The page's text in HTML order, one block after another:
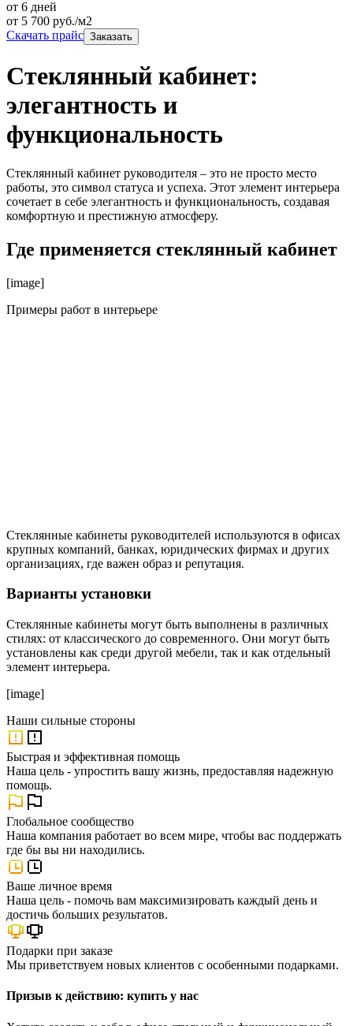
от 6 дней
от 5 700 руб./м2
Скачать прайс Заказать
Стеклянный кабинет:
элегантность и
функциональность
Стеклянный кабинет руководителя – это не просто место
работы, это символ статуса и успеха. Этот элемент интерьера
сочетает в себе элегантность и функциональность, создавая
комфортную и престижную атмосферу.
Где применяется стеклянный кабинет
[image]
Примеры работ в интерьере
Стеклянные кабинеты руководителей используются в офисах
крупных компаний, банках, юридических фирмах и других
организациях, где важен образ и репутация.
Варианты установки
Стеклянные кабинеты могут быть выполнены в различных
стилях: от классического до современного. Они могут быть
установлены как среди другой мебели, так и как отдельный
элемент интерьера.
[image]
Наши сильные стороны
Быстрая и эффективная помощь
Наша цель - упростить вашу жизнь, предоставляя надежную
помощь.
Глобальное сообщество
Наша компания работает во всем мире, чтобы вас поддержать
где бы вы ни находились.
Ваше личное время
Наша цель - помочь вам максимизировать каждый день и
достичь больших результатов.
Подарки при заказе
Мы приветствуем новых клиентов с особенными подарками.
Призыв к действию: купить у нас